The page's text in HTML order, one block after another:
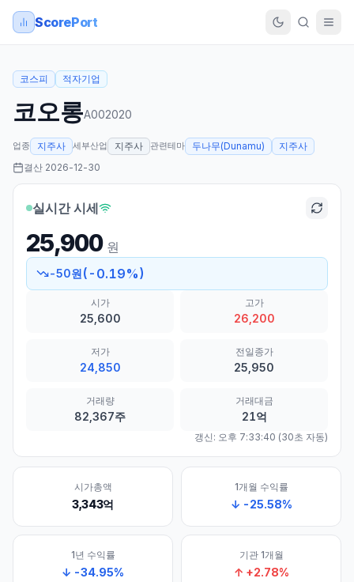
ScorePort
코스피 적자기업
코오롱A002020
업종 지주사 세부산업 지주사 관련테마 두나무(Dunamu)
지주사
결산 2026-12-30
실시간 시세
25,900 원
-50원( -0.19%)
시가
25,600
고가
26,200
저가
24,850
전일종가
25,950
거래량
82,367주
거래대금
21억
갱신: 오후 7:33:40 (30초 자동)
시가총액
3,343억
1개월 수익률
↓ -25.58%
1년 수익률
↓ -34.95%
기관 1개월
↑ +2.78%